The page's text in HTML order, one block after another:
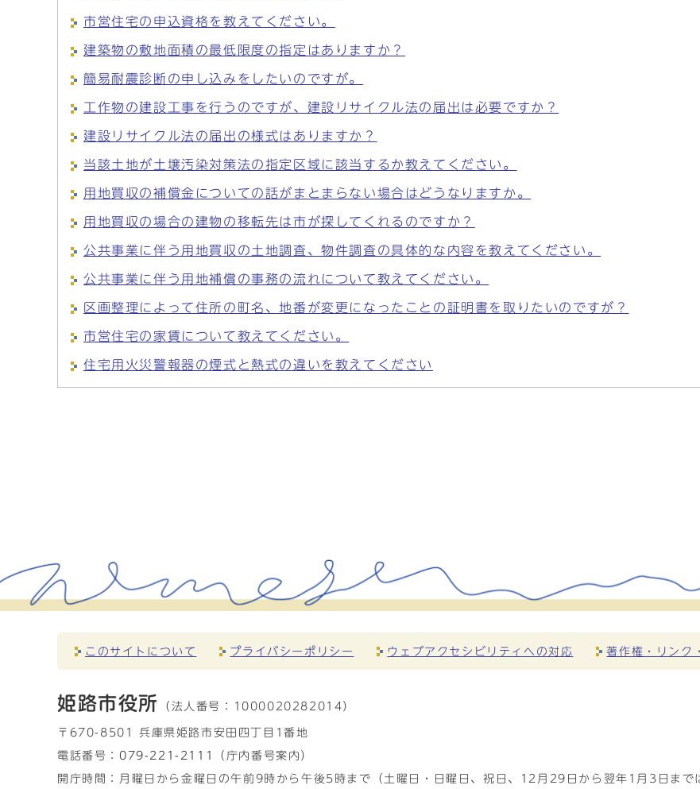
市営住宅の申込資格を教えてください。
建築物の敷地面積の最低限度の指定はありますか？
簡易耐震診断の申し込みをしたいのですが。
工作物の建設工事を行うのですが、建設リサイクル法の届出は必要ですか？
建設リサイクル法の届出の様式はありますか？
当該土地が土壌汚染対策法の指定区域に該当するか教えてください。
用地買収の補償金についての話がまとまらない場合はどうなりますか。
用地買収の場合の建物の移転先は市が探してくれるのですか？
公共事業に伴う用地買収の土地調査、物件調査の具体的な内容を教えてください。
公共事業に伴う用地補償の事務の流れについて教えてください。
区画整理によって住所の町名、地番が変更になったことの証明書を取りたいのですが？
市営住宅の家賃について教えてください。
住宅用火災警報器の煙式と熱式の違いを教えてください
このサイトについて プライバシーポリシー ウェブアクセシビリティへの対応 著作権・リンク
姫路市役所 （法人番号： 1000020282014）
〒670-8501 兵庫県姫路市安田四丁目1番地
電話番号： 079-221-2111
（庁内番号案内）
開庁時間：月曜日から金曜日の午前9時から午後5時まで（土曜日・日曜日、祝日、12月29日から翌年1月3日まで